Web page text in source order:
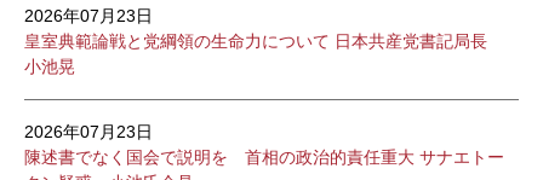
2026年07月23日
皇室典範論戦と党綱領の生命力について 日本共産党書記局長
小池晃
2026年07月23日
陳述書でなく国会で説明を 首相の政治的責任重大 サナエトー